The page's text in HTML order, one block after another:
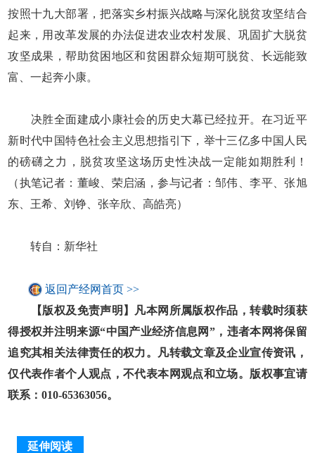
按照十九大部署，把落实乡村振兴战略与深化脱贫攻坚结合
起来，用改革发展的办法促进农业农村发展、巩固扩大脱贫
攻坚成果，帮助贫困地区和贫困群众短期可脱贫、长远能致
富、一起奔小康。
决胜全面建成小康社会的历史大幕已经拉开。在习近平
新时代中国特色社会主义思想指引下，举十三亿多中国人民
的磅礴之力，脱贫攻坚这场历史性决战一定能如期胜利！
（执笔记者：董峻、荣启涵，参与记者：邹伟、李平、张旭
东、王希、刘铮、张辛欣、高皓亮）
转自：新华社
返回产经网首页 >>
【版权及免责声明】凡本网所属版权作品，转载时须获
得授权并注明来源“中国产业经济信息网”，违者本网将保留
追究其相关法律责任的权力。凡转载文章及企业宣传资讯，
仅代表作者个人观点，不代表本网观点和立场。版权事宜请
联系：010-65363056。
延伸阅读